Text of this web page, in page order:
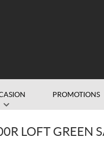
PROMOTIONS
LOFT GREEN